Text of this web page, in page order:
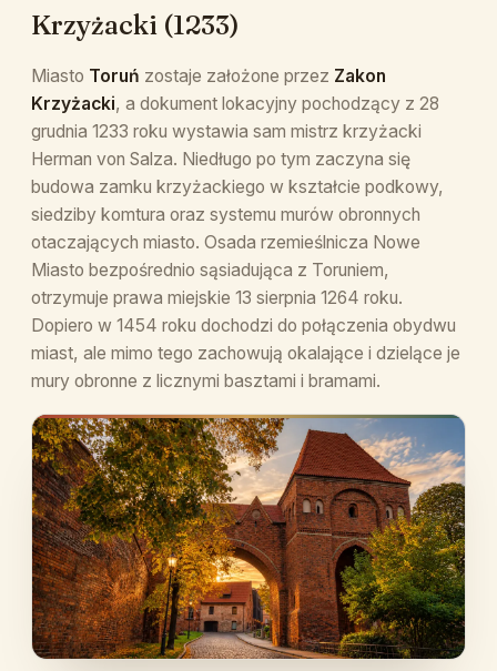
Krzyżacki (1233)
Miasto Toruń zostaje założone przez Zakon
Krzyżacki, a dokument lokacyjny pochodzący z 28
grudnia 1233 roku wystawia sam mistrz krzyżacki
Herman von Salza. Niedługo po tym zaczyna się
budowa zamku krzyżackiego w kształcie podkowy,
siedziby komtura oraz systemu murów obronnych
otaczających miasto. Osada rzemieślnicza Nowe
Miasto bezpośrednio sąsiadująca z Toruniem,
otrzymuje prawa miejskie 13 sierpnia 1264 roku.
Dopiero w 1454 roku dochodzi do połączenia obydwu
miast, ale mimo tego zachowują okalające i dzielące je
mury obronne z licznymi basztami i bramami.